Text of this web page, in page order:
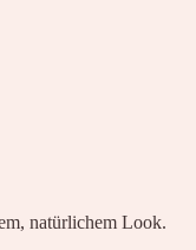
natürlichem Look.